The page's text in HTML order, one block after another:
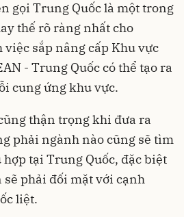
gọi Trung Quốc là một trong
thế rõ ràng nhất cho
việc sắp nâng cấp Khu vực
- Trung Quốc có thể tạo ra
cung ứng khu vực.
thận trọng khi đưa ra
phải ngành nào cũng sẽ tìm
tại Trung Quốc, đặc biệt
sẽ phải đối mặt với cạnh
liệt.